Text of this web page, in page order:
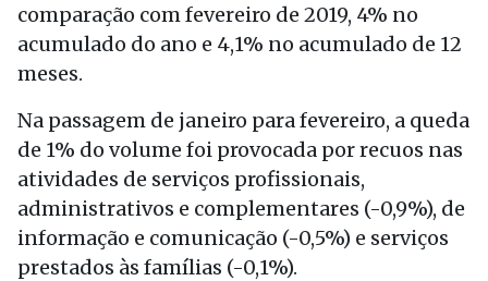
comparação com fevereiro de 2019, 4% no
acumulado do ano e 4,1% no acumulado de 12
meses.
Na passagem de janeiro para fevereiro, a queda
de 1% do volume foi provocada por recuos nas
atividades de serviços profissionais,
administrativos e complementares (-0,9%), de
informação e comunicação (-0,5%) e serviços
prestados às famílias (-0,1%).